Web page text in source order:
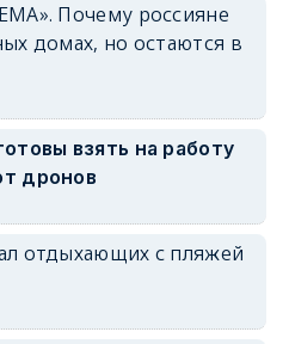
Почему россияне
домах, но остаются в
взять на работу
дронов
отдыхающих с пляжей